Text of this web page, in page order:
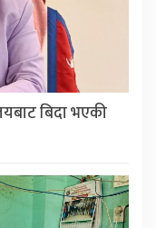
बिदा भएकी